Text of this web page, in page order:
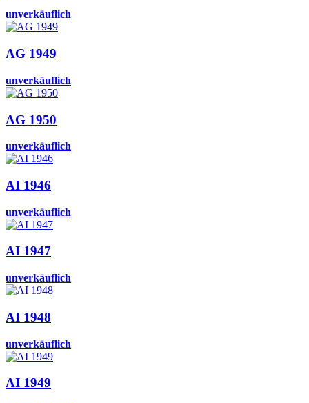
unverkäuflich
AG 1949
unverkäuflich
AG 1950
unverkäuflich
AI 1946
unverkäuflich
AI 1947
unverkäuflich
AI 1948
unverkäuflich
AI 1949